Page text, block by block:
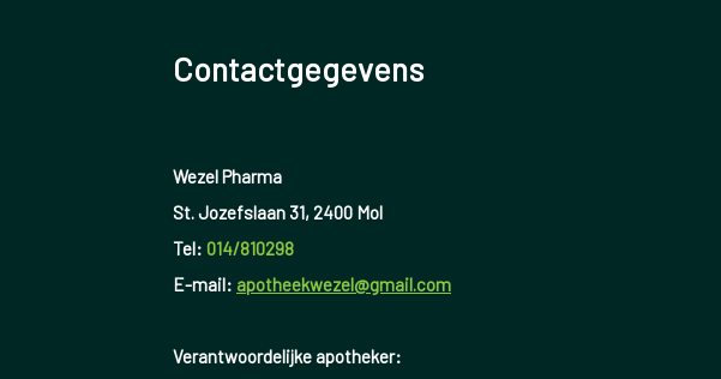
Contactgegevens
Wezel Pharma
St. Jozefslaan 31, 2400 Mol
Tel: 014/810298
E-mail: apotheekwezel@gmail.com
Verantwoordelijke apotheker: